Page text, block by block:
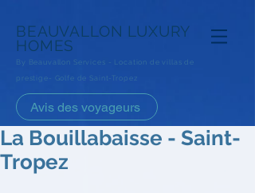
BEAUVALLON LUXURY
HOMES
By Beauvallon Services - Loca tion de villas de
prestige- Golfe de Saint-Tropez
Avis des voyageurs
La Bouillabaisse - Saint-
Tropez